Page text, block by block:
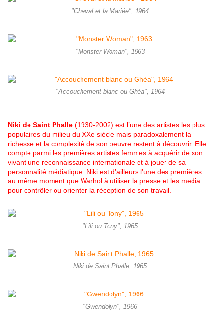
"Cheval et la Mariée", 1964
"Monster Woman", 1963
"Accouchement blanc ou Ghéa", 1964
Niki de Saint Phalle (1930-2002) est l’une des artistes les plus
populaires du milieu du XXe siècle mais paradoxalement la
richesse et la complexité de son oeuvre restent à découvrir. Elle
compte parmi les premières artistes femmes à acquérir de son
vivant une reconnaissance internationale et à jouer de sa
personnalité médiatique. Niki est d’ailleurs l’une des premières
au même moment que Warhol à utiliser la presse et les media
pour contrôler ou orienter la réception de son travail.
"Lili ou Tony", 1965
Niki de Saint Phalle, 1965
"Gwendolyn", 1966